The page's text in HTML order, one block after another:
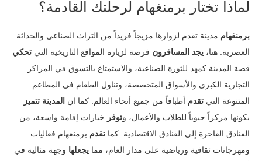
لماذا تختار برمنغهام لرحلتك القادمة؟
برمنغهام مدينة تقدم لزوارها مزيجاً فريداً من التراث الصناعي والحداثة
العصرية. هنا، يجد المسافرون فرصة لزيارة المواقع التاريخية التي تحكي
قصة المدينة كمهد للثورة الصناعية، والاستمتاع بالتسوق في المراكز
التجارية الكبرى والأسواق المتخصصة، وتناول الطعام في المطاعم
المتنوعة التي تقدم أطباقاً من جميع أنحاء العالم. كما ان المدينة تتميز
بكونها مركزاً حيوياً للطلاب والأعمال، وتوفر خيارات إقامة واسعة، من
الفنادق الفاخرة إلى الفنادق الاقتصادية. كما تقدم برمنغهام فعاليات
ومهرجانات ثقافية ورياضية على مدار العام، مما يجعلها وجهة مثالية في